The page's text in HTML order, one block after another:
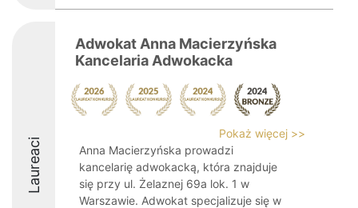
Laureaci
Adwokat Anna Macierzyńska
Kancelaria Adwokacka
Pokaż więcej >>
Anna Macierzyńska prowadzi
kancelarię adwokacką, która znajduje
się przy ul. Żelaznej 69a lok. 1 w
Warszawie. Adwokat specjalizuje się w